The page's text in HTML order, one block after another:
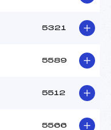
5321
5589
5512
5566